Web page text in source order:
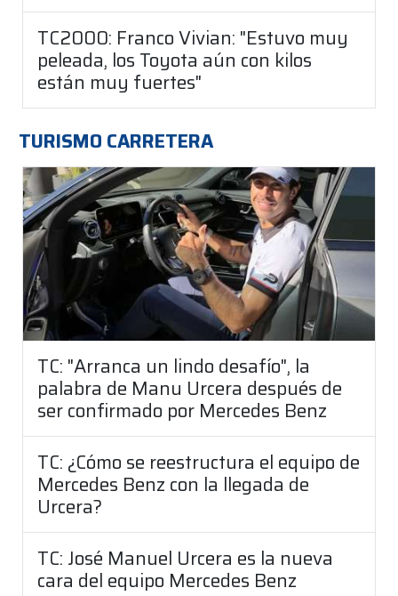
TC2000: Franco Vivian: "Estuvo muy
peleada, los Toyota aún con kilos
están muy fuertes"
TURISMO CARRETERA
TC: "Arranca un lindo desafío", la
palabra de Manu Urcera después de
ser confirmado por Mercedes Benz
TC: ¿Cómo se reestructura el equipo de
Mercedes Benz con la llegada de
Urcera?
TC: José Manuel Urcera es la nueva
cara del equipo Mercedes Benz